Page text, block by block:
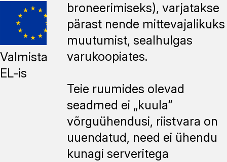
Valmistatud
EL-is
broneerimiseks), varjatakse
pärast nende mittevajalikuks
muutumist, sealhulgas
varukoopiates.
Teie ruumides olevad
seadmed ei „kuula“
võrguühendusi, riistvara on
uuendatud, need ei ühendu
kunagi serveritega